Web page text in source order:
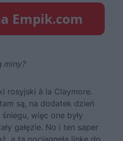
miny?
rosyjski à la Claymore.
są, na dodatek dzień
więc one były
gałęzie. No i ten saper